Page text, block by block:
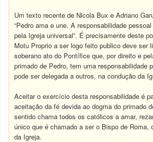
Um texto recente de Nicola Bux e Adriano
“Pedro ama e une. A responsabilidade
pela Igreja universal”. É precisamente deste
Motu Proprio a ser logo feito publico deve ser
soberano ato do Pontífice que, por direito e
primado de Pedro, tem uma responsabilidade
pode ser delegada a outros, na condução da
Aceitar o exercício desta responsabilidade é
aceitação da fé devida ao dogma do primado
sentido chama todos os católicos a amar,
único que é chamado a ser o Bispo de Roma,
da Igreja.